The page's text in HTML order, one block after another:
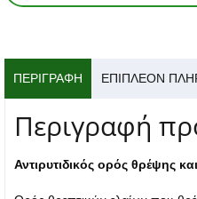
ΠΕΡΙΓΡΑΦΉ ΕΠΙΠΛΈΟΝ
Περιγραφή
Αντιρυτιδικός ορός θρέψης